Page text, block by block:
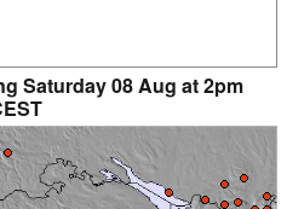
Saturday 08 Aug at 2pm